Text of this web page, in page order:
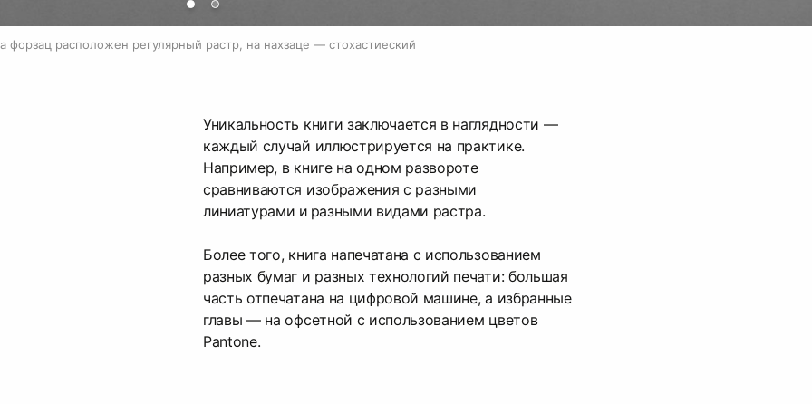
форзац расположен регулярный растр, на нахзаце — стохастиеский
Уникальность книги заключается в наглядности —
каждый случай иллюстрируется на практике.
Например, в книге на одном развороте
сравниваются изображения с разными
линиатурами и разными видами растра.
Более того, книга напечатана с использованием
разных бумаг и разных технологий печати: большая
часть отпечатана на цифровой машине, а избранные
главы — на офсетной с использованием цветов
Pantone.